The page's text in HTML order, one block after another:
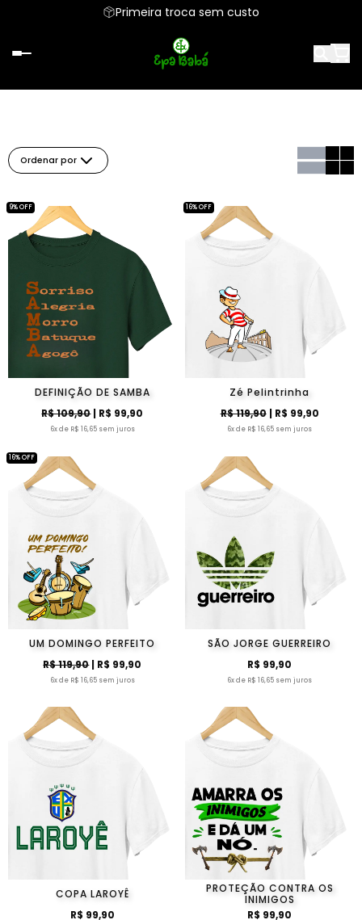
Primeira troca sem custo
Ordenar por
DEFINIÇÃO DE SAMBA
R$ 109,90| R$ 99,90
6x de R$ 16,65 sem juros
9% OFF
Zé Pelintrinha
R$ 119,90| R$ 99,90
6x de R$ 16,65 sem juros
16% OFF
UM DOMINGO PERFEITO
R$ 119,90| R$ 99,90
6x de R$ 16,65 sem juros
16% OFF
SÃO JORGE GUERREIRO
R$ 99,90
6x de R$ 16,65 sem juros
COPA LAROYÊ
R$ 99,90
PROTEÇÃO CONTRA OS
INIMIGOS
R$ 99,90